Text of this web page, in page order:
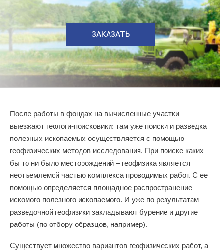
ЗАКАЗАТЬ
После работы в фондах на вычисленные участки
выезжают геологи-поисковики: там уже поиски и разведка
полезных ископаемых осуществляется с помощью
геофизических методов исследования. При поиске каких
бы то ни было месторождений – геофизика является
неотъемлемой частью комплекса проводимых работ. С ее
помощью определяется площадное распространение
искомого полезного ископаемого. И уже по результатам
разведочной геофизики закладывают бурение и другие
работы (по отбору образцов, например).
Существует множество вариантов геофизических работ, а